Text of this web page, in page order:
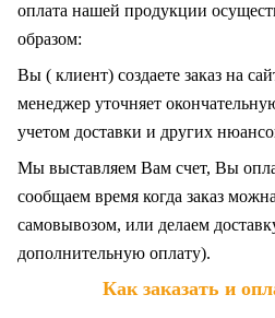
оплата нашей продукции
образом:
Вы ( клиент) создаете заказ на
менеджер уточняет
учетом доставки и других
Мы выставляем Вам счет, Вы
сообщаем время когда заказ
самовывозом, или делаем
дополнительную оплату).
Как заказать и